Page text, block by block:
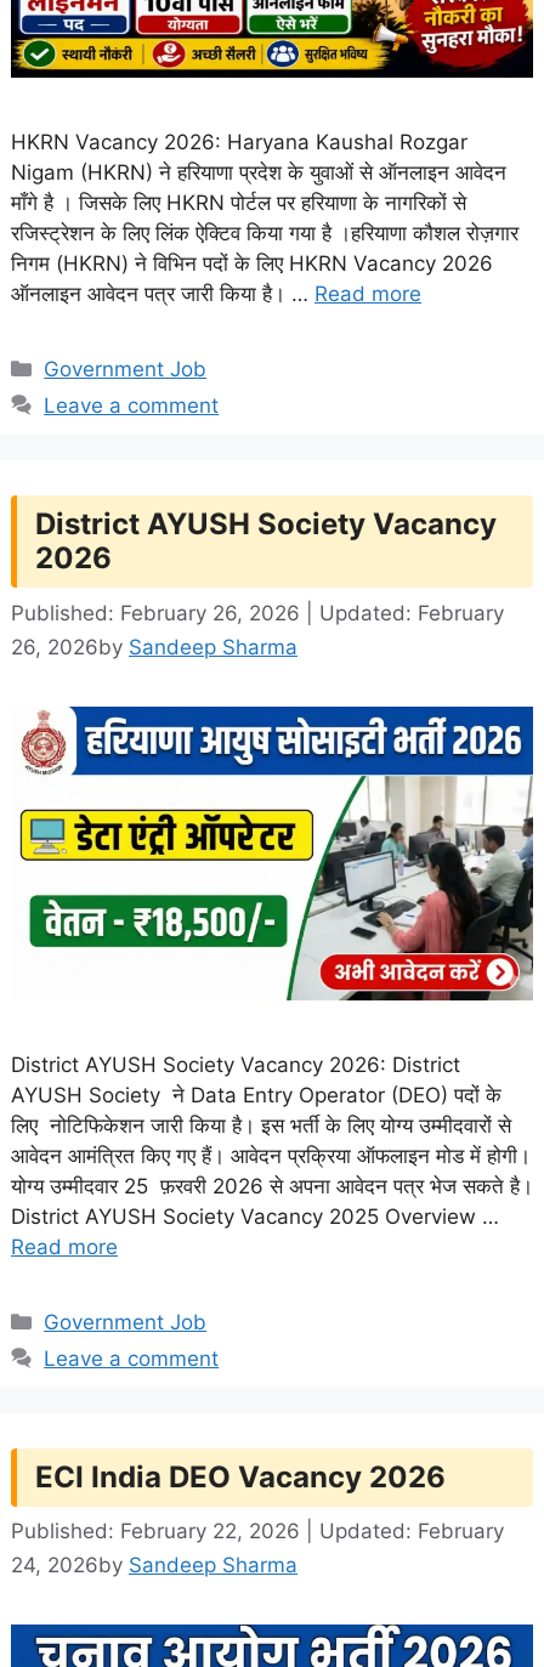
HKRN Vacancy 2026: Haryana Kaushal Rozgar
Nigam (HKRN) ने हरियाणा प्रदेश के युवाओं से ऑनलाइन आवेदन
माँगे है । जिसके लिए HKRN पोर्टल पर हरियाणा के नागरिकों से
रजिस्ट्रेशन के लिए लिंक ऐक्टिव किया गया है ।हरियाणा कौशल रोज़गार
निगम (HKRN) ने विभिन पदों के लिए HKRN Vacancy 2026
ऑनलाइन आवेदन पत्र जारी किया है। … Read more
Categories
Government Job
Leave a comment
District AYUSH Society Vacancy
2026
Published: February 26, 2026 | Updated: February
26, 2026by Sandeep Sharma
District AYUSH Society Vacancy 2026: District
AYUSH Society ने Data Entry Operator (DEO) पदों के
लिए नोटिफिकेशन जारी किया है। इस भर्ती के लिए योग्य उम्मीदवारों से
आवेदन आमंत्रित किए गए हैं। आवेदन प्रक्रिया ऑफलाइन मोड में होगी।
योग्य उम्मीदवार 25 फ़रवरी 2026 से अपना आवेदन पत्र भेज सकते है।
District AYUSH Society Vacancy 2025 Overview …
Read more
Categories
Government Job
Leave a comment
ECI India DEO Vacancy 2026
Published: February 22, 2026 | Updated: February
24, 2026by Sandeep Sharma